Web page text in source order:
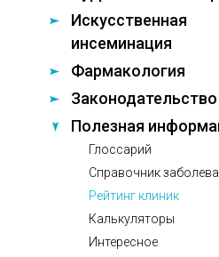
Искусственная
инсеминация
Фармакология
Законодательство
Полезная
Глоссарий
Справочник
Рейтинг клиник
Калькуляторы
Интересное